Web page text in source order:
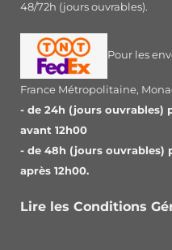
48/72h (jours ouvrables).
Pour les
France Métropolitaine,
- de 24h (jours ouvrables)
avant 12h00
- de 48h (jours ouvrables)
après 12h00.
Lire les Conditions